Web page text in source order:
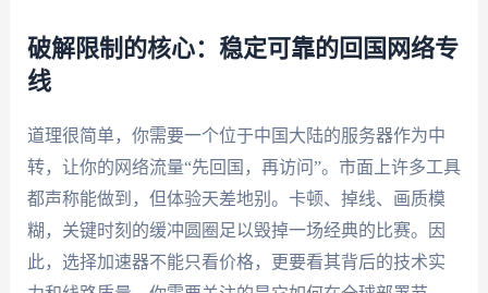
破解限制的核心：稳定可靠的回国网络专
线
道理很简单，你需要一个位于中国大陆的服务器作为中
转，让你的网络流量“先回国，再访问”。市面上许多工具
都声称能做到，但体验天差地别。卡顿、掉线、画质模
糊，关键时刻的缓冲圆圈足以毁掉一场经典的比赛。因
此，选择加速器不能只看价格，更要看其背后的技术实